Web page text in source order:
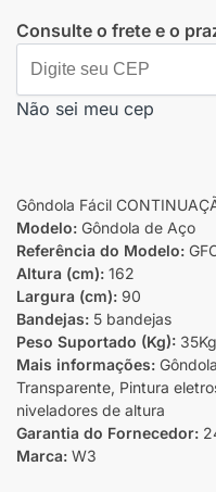
Consulte o frete e o
Não sei meu cep
Gôndola Fácil
Modelo: Gôndola de Aço
Referência do Modelo:
Altura (cm): 162
Largura (cm): 90
Bandejas: 5 bandejas
Peso Suportado (Kg):
Mais informações:
Transparente, Pintura
niveladores de altura
Garantia do Fornecedor:
Marca: W3